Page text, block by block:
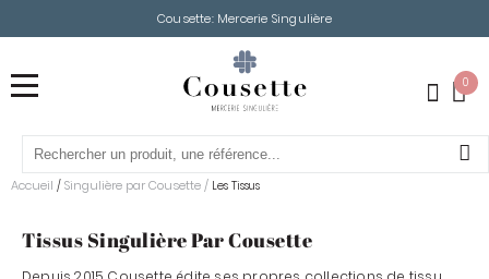
Cousette: Mercerie Singulière
0
Accueil / Singulière par Cousette / Les Tissus
Tissus Singulière Par Cousette